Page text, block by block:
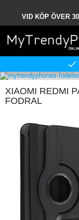
VID KÖP ÖVER
XIAOMI REDMI
FODRAL